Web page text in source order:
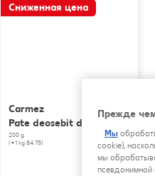
Сниженная цена
Carmez
Pate deosebit de găină
200 g
(=1 kg 84.75)
Прежде
Мы
cookie),
мы
псевдонимной